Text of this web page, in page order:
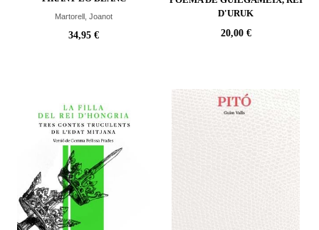
Martorell, Joanot
34,95 €
D'URUK
20,00 €